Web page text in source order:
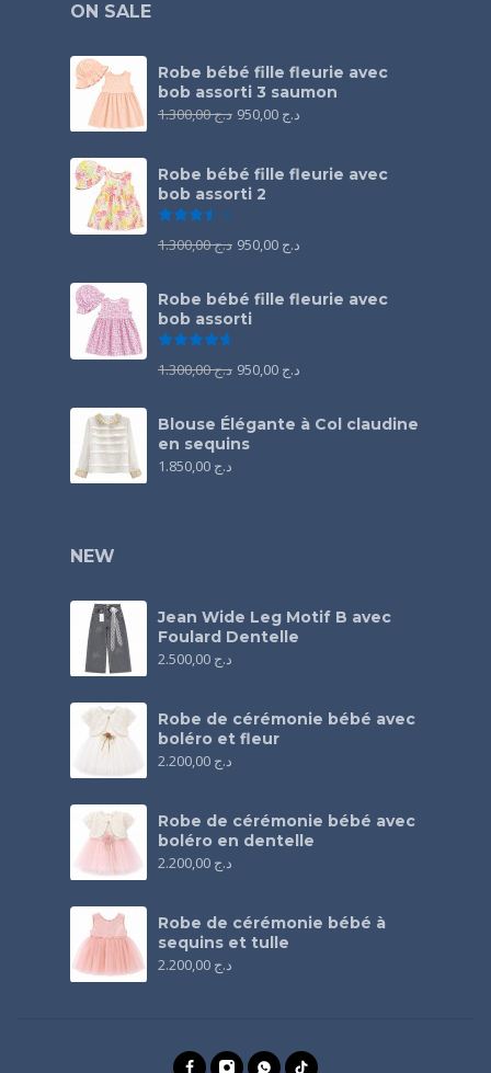
ON SALE
Robe bébé fille fleurie avec
bob assorti 3 saumon
د.ج1.300,00 د.ج
Robe bébé fille fleurie avec
bob assorti 2
د.ج1.300,00 د.ج
Robe bébé fille fleurie avec
bob assorti
د.ج1.300,00 د.ج
Blouse Élégante à Col claudine
en sequins
د.ج
NEW
Jean Wide Leg Motif B avec
Foulard Dentelle
د.ج
Robe de cérémonie bébé avec
boléro et fleur
د.ج
Robe de cérémonie bébé avec
boléro en dentelle
د.ج
Robe de cérémonie bébé à
sequins et tulle
د.ج